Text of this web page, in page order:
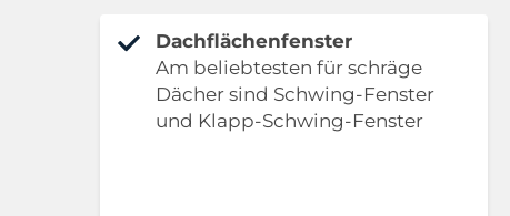
Dachflächenfenster
Am beliebtesten für schräge
Dächer sind Schwing-Fenster
und Klapp-Schwing-Fenster